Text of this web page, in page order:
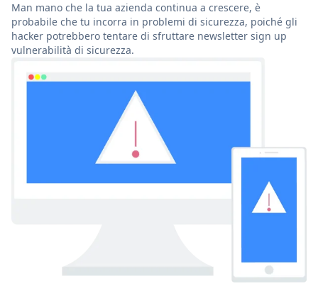
Man mano che la tua azienda continua a crescere, è
probabile che tu incorra in problemi di sicurezza, poiché gli
hacker potrebbero tentare di sfruttare newsletter sign up
vulnerabilità di sicurezza.